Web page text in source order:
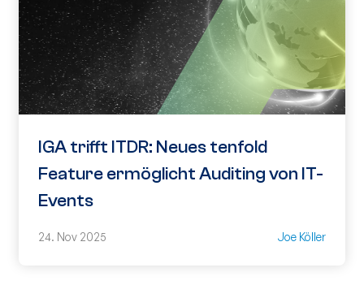
IGA trifft ITDR: Neues tenfold
Feature ermöglicht Auditing von IT-
Events
24. Nov 2025 Joe Köller